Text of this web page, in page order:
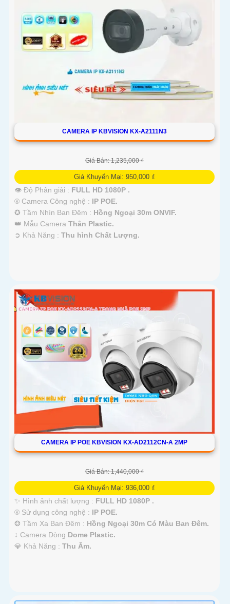
CAMERA IP KBVISION KX-A2111N3
Giá Bán: 1,235,000 ₫
Giá Khuyến Mại: 950,000 ₫
👁 Độ Phân giải : FULL HD 1080P .
®️ Camera Công nghệ : IP POE.
✪ Tầm Nhìn Ban Đêm : Hồng Ngoại 30m ONVIF.
👑 Mẫu Camera Thân Plastic.
️➲ Khả Năng : Thu hình Chất Lượng.
CAMERA IP POE KBVISION KX-AD2112CN-A 2MP
Giá Bán: 1,440,000 ₫
Giá Khuyến Mại: 936,000 ₫
✨ Hình ảnh chất lượng : FULL HD 1080P .
®️ Sử dụng công nghệ : IP POE.
❂ Tầm Xa Ban Đêm : Hồng Ngoại 30m Có Màu Ban Ðêm.
↕️ Camera Dòng Dome Plastic.
️💎 Khả Năng : Thu Âm.